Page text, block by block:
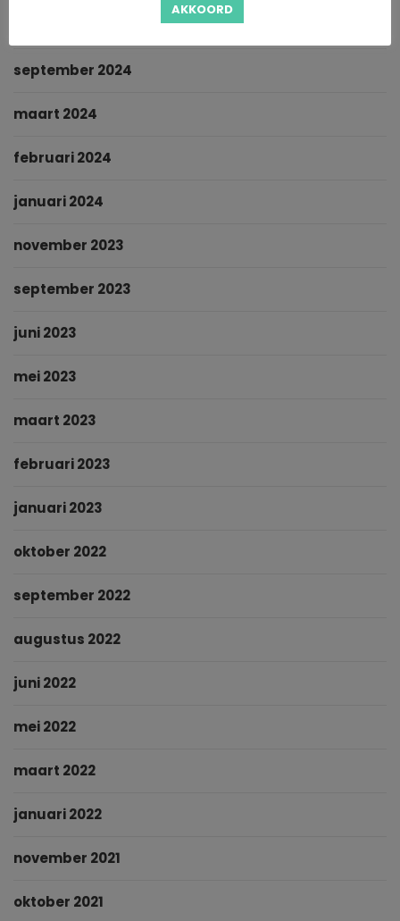
september 2024
maart 2024
februari 2024
januari 2024
november 2023
september 2023
juni 2023
mei 2023
maart 2023
februari 2023
januari 2023
oktober 2022
september 2022
augustus 2022
juni 2022
mei 2022
maart 2022
januari 2022
november 2021
oktober 2021
AKKOORD